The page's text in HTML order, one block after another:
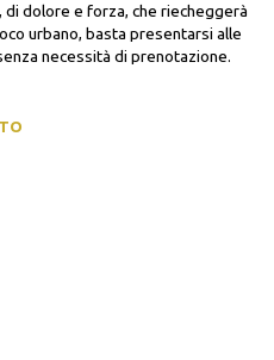
dolore e forza, che riecheggerà
urbano, basta presentarsi alle
necessità di prenotazione.